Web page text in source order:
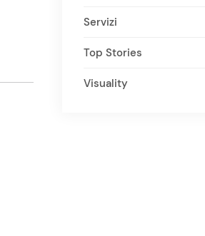
Servizi
Top Stories
Visuality